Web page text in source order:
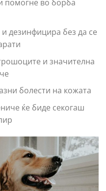
помогне во борба
дезинфицира без да се
и значителна
болести на кожата
ќе биде секогаш